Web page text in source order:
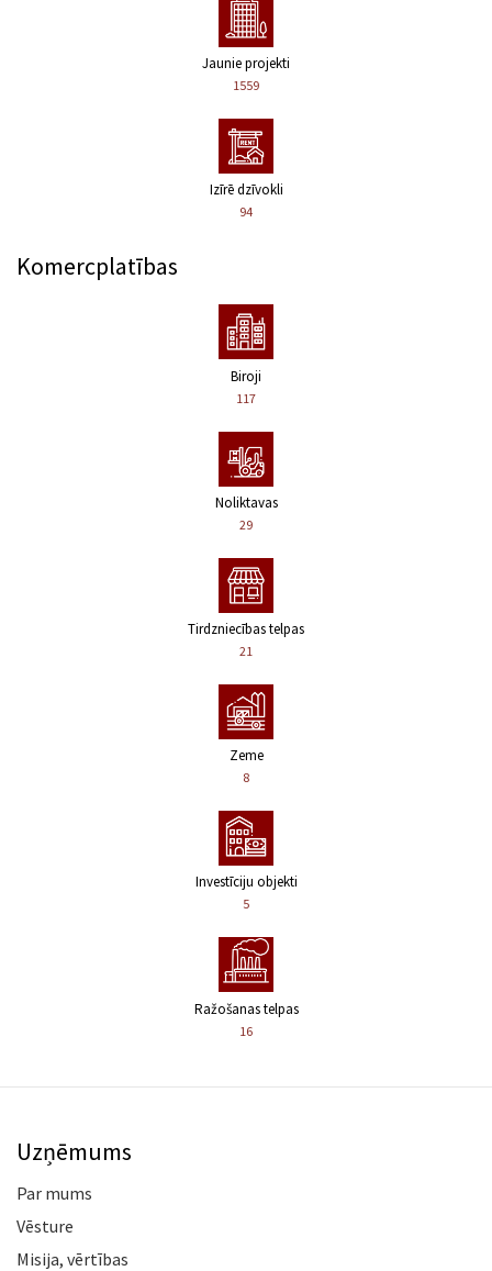
Jaunie projekti
1559
Izīrē dzīvokli
94
Komercplatības
Biroji
117
Noliktavas
29
Tirdzniecības telpas
21
Zeme
8
Investīciju objekti
5
Ražošanas telpas
16
Uzņēmums
Par mums
Vēsture
Misija, vērtības